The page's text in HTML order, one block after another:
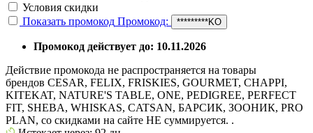
Условия скидки
Показать промокод Промокод: *********KO
Промокод действует до: 10.11.2026
Действие промокода не распространяется на товары
брендов CESAR, FELIX, FRISKIES, GOURMET, CHAPPI,
KITEKAT, NATURE'S TABLE, ONE, PEDIGREE, PERFECT
FIT, SHEBA, WHISKAS, CATSAN, БАРСИК, ЗООНИК, PRO
PLAN, со скидками на сайте НЕ суммируется. .